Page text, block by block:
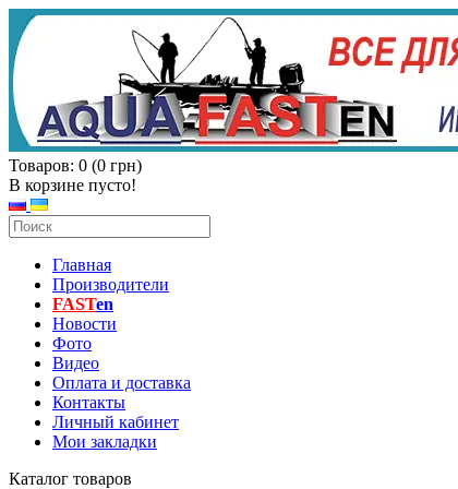
Товаров: 0 (0 грн)
В корзине пусто!
Главная
Производители
FASTen
Новости
Фото
Видео
Оплата и доставка
Контакты
Личный кабинет
Мои закладки
Каталог товаров